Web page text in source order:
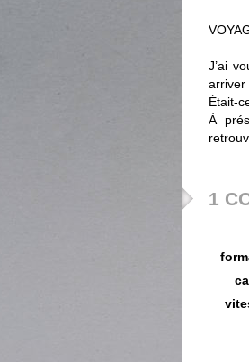
J’ai
arriver
Était-
À
1